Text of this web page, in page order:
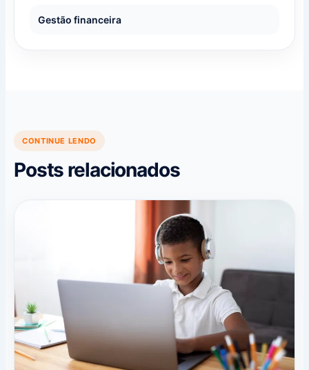
Gestão financeira
CONTINUE LENDO
Posts relacionados